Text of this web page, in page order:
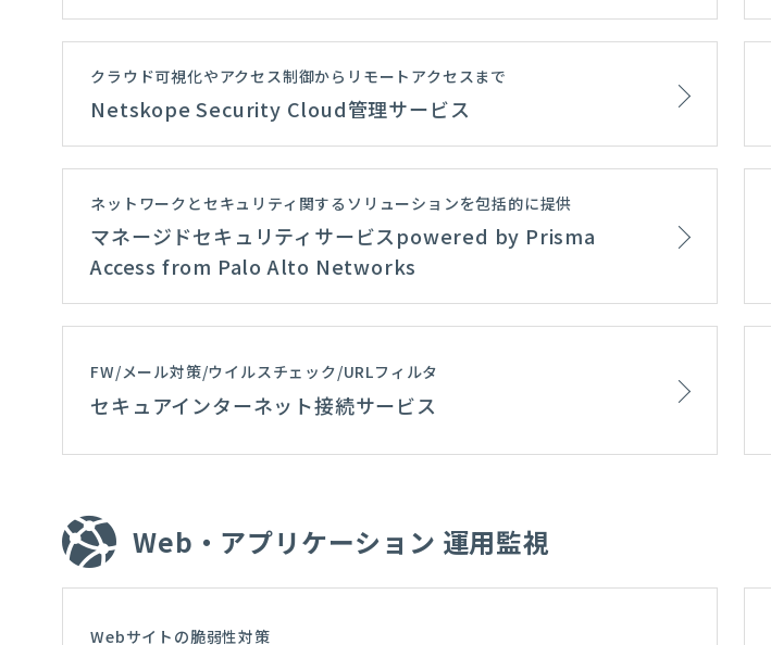
クラウド可視化やアクセス制御からリモートアクセスまで
Netskope Security Cloud管理サービス
ネットワークとセキュリティ関するソリューションを包括的に提供
マネージドセキュリティサービスpowered by Prisma
Access from Palo Alto Networks
FW/メール対策/ウイルスチェック/URLフィルタ
セキュアインターネット接続サービス
Web・アプリケーション 運用監視
Webサイトの脆弱性対策